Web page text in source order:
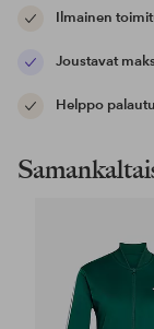
Ilmainen
Joustavat
Helppo